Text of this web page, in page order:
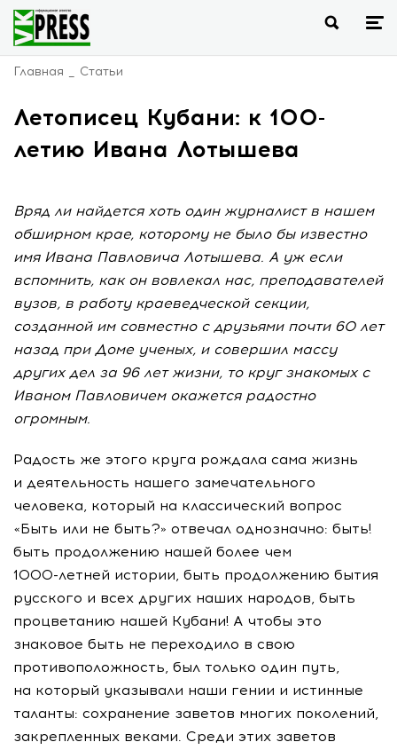
Главная Статьи
Летописец Кубани: к 100-
летию Ивана Лотышева
Вряд ли найдется хоть один журналист в нашем
обширном крае, которому не было бы известно
имя Ивана Павловича Лотышева. А уж если
вспомнить, как он вовлекал нас, преподавателей
вузов, в работу краеведческой секции,
созданной им совместно с друзьями почти 60 лет
назад при Доме ученых, и совершил массу
других дел за 96 лет жизни, то круг знакомых с
Иваном Павловичем окажется радостно
огромным.
Радость же этого круга рождала сама жизнь
и деятельность нашего замечательного
человека, который на классический вопрос
«Быть или не быть?» отвечал однозначно: быть!
быть продолжению нашей более чем
1000-летней истории, быть продолжению бытия
русского и всех других наших народов, быть
процветанию нашей Кубани! А чтобы это
знаковое быть не переходило в свою
противоположность, был только один путь,
на который указывали наши гении и истинные
таланты: сохранение заветов многих поколений,
закрепленных веками. Среди этих заветов